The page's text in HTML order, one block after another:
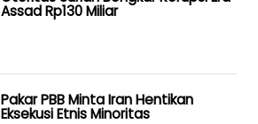
Assad Rp130 Miliar
Pakar PBB Minta Iran Hentikan
Eksekusi Etnis Minoritas